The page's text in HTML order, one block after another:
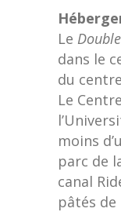
Le
dans le
du
Le
moins
parc de
canal
pâtés de